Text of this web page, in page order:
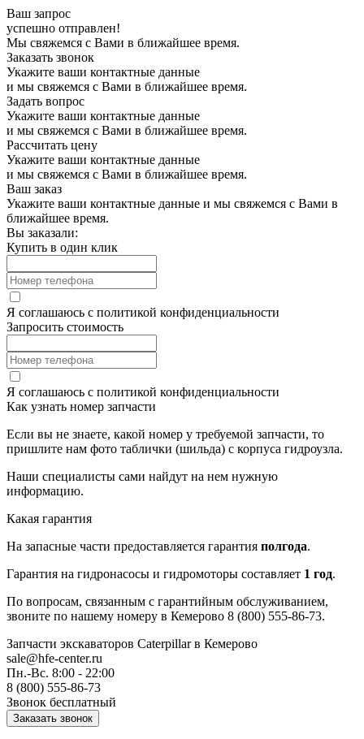
Ваш запрос
успешно отправлен!
Мы свяжемся с Вами в ближайшее время.
Заказать звонок
Укажите ваши контактные данные
и мы свяжемся с Вами в ближайшее время.
Задать вопрос
Укажите ваши контактные данные
и мы свяжемся с Вами в ближайшее время.
Рассчитать цену
Укажите ваши контактные данные
и мы свяжемся с Вами в ближайшее время.
Ваш заказ
Укажите ваши контактные данные и мы свяжемся с Вами в
ближайшее время.
Вы заказали:
Купить в один клик
Я соглашаюсь с политикой конфиденциальности
Запросить стоимость
Я соглашаюсь с политикой конфиденциальности
Как узнать номер запчасти
Если вы не знаете, какой номер у требуемой запчасти, то
пришлите нам фото таблички (шильда) с корпуса гидроузла.
Наши специалисты сами найдут на нем нужную
информацию.
Какая гарантия
На запасные части предоставляется гарантия полгода.
Гарантия на гидронасосы и гидромоторы составляет 1 год.
По вопросам, связанным с гарантийным обслуживанием,
звоните по нашему номеру в Кемерово 8 (800) 555-86-73.
Запчасти экскаваторов Caterpillarв Кемерово
sale@hfe-center.ru
Пн.-Вс. 8:00 - 22:00
8 (800) 555-86-73
Звонок бесплатный